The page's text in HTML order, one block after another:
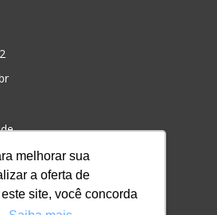
melhorar sua
a oferta de
site, você concorda
da Instituição no